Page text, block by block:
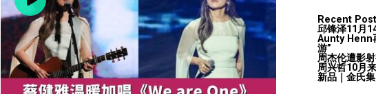
Recent
邱锋泽11月
Aunty Henn
游”
周杰伦遭影
周兴哲10月
新品｜金氏